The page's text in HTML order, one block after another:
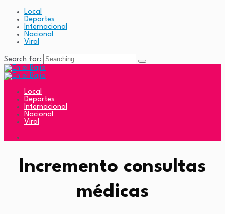
Local
Deportes
Internacional
Nacional
Viral
Search for:
Local
Deportes
Internacional
Nacional
Viral
Incremento consultas
médicas